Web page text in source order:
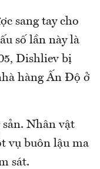
sang tay cho
số lần này là
Dishliev bị
hàng Ấn Độ ở
Nhân vật
vụ buôn lậu ma
sát.